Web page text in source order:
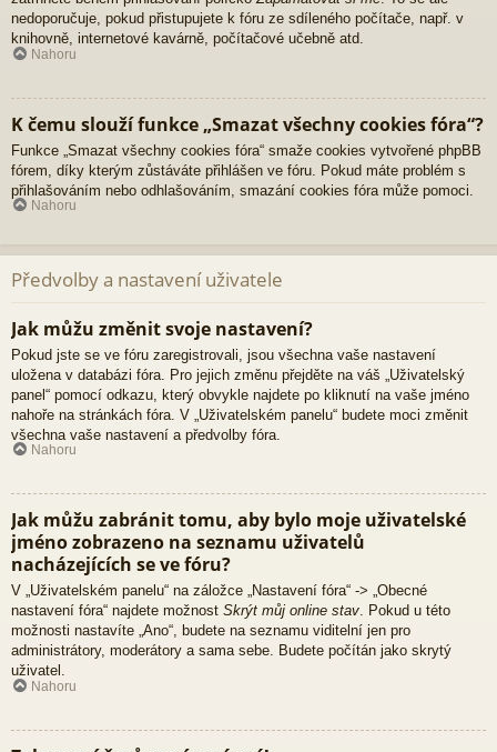
nedoporučuje, pokud přistupujete k fóru ze sdíleného počítače, např. v
knihovně, internetové kavárně, počítačové učebně atd.
Nahoru
K čemu slouží funkce „Smazat všechny cookies fóra“?
Funkce „Smazat všechny cookies fóra“ smaže cookies vytvořené phpBB
fórem, díky kterým zůstáváte přihlášen ve fóru. Pokud máte problém s
přihlašováním nebo odhlašováním, smazání cookies fóra může pomoci.
Nahoru
Předvolby a nastavení uživatele
Jak můžu změnit svoje nastavení?
Pokud jste se ve fóru zaregistrovali, jsou všechna vaše nastavení
uložena v databázi fóra. Pro jejich změnu přejděte na váš „Uživatelský
panel“ pomocí odkazu, který obvykle najdete po kliknutí na vaše jméno
nahoře na stránkách fóra. V „Uživatelském panelu“ budete moci změnit
všechna vaše nastavení a předvolby fóra.
Nahoru
Jak můžu zabránit tomu, aby bylo moje uživatelské
jméno zobrazeno na seznamu uživatelů
nacházejících se ve fóru?
V „Uživatelském panelu“ na záložce „Nastavení fóra“ -> „Obecné
nastavení fóra“ najdete možnost Skrýt můj online stav. Pokud u této
možnosti nastavíte „Ano“, budete na seznamu viditelní jen pro
administrátory, moderátory a sama sebe. Budete počítán jako skrytý
uživatel.
Nahoru